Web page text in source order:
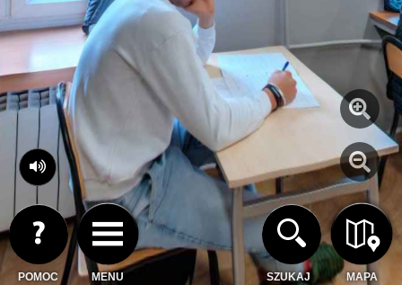
MENU MAPA
POMOC SZUKAJ